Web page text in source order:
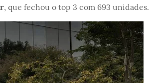
, que fechou o top 3 com 693 unidades.